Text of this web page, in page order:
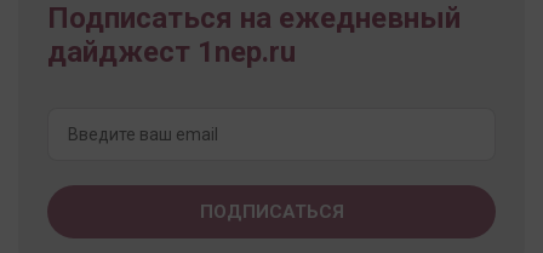
Подписаться на ежедневный
дайджест 1nep.ru